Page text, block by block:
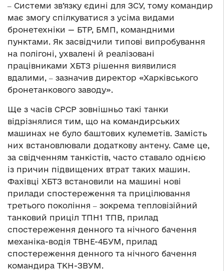
‒ Системи зв’язку єдині для ЗСУ, тому командир
має змогу спілкуватися з усіма видами
бронетехніки — БТР, БМП, командними
пунктами. Як засвідчили типові випробування
на полігоні, ухвалені й реалізовані
працівниками ХБТЗ рішення виявилися
вдалими, ‒ зазначив директор «Харківського
бронетанкового заводу».
Ще з часів СРСР зовнішньо такі танки
відрізнялися тим, що на командирських
машинах не було баштових кулеметів. Замість
них встановлювали додаткову антену. Саме це,
за свідченням танкістів, часто ставало однією
із причин підвищених втрат таких машин.
Фахівці ХБТЗ встановили на машині нові
прилади спостереження та прицілювання
третього покоління ‒ зокрема тепловізійний
танковий приціл ТПН1 ТПВ, прилад
спостереження денного та нічного бачення
механіка-водія ТВНЕ-4БУМ, прилад
спостереження денного та нічного бачення
командира ТКН-ЗВУМ.